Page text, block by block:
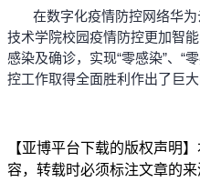
在数字化疫情防控网络华为
技术学院校园疫情防控更加智
感染及确诊，实现“零感染”、“
控工作取得全面胜利作出了巨大
【亚博平台下载的版权声明
容，转载时必须标注文章的